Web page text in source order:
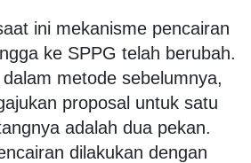
ini mekanisme pencairan
ke SPPG telah berubah.
metode sebelumnya,
proposal untuk satu
adalah dua pekan.
dilakukan dengan